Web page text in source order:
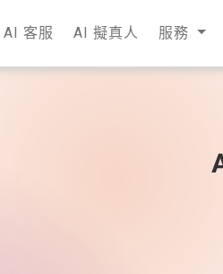
AI 客服 AI 擬真人 服務